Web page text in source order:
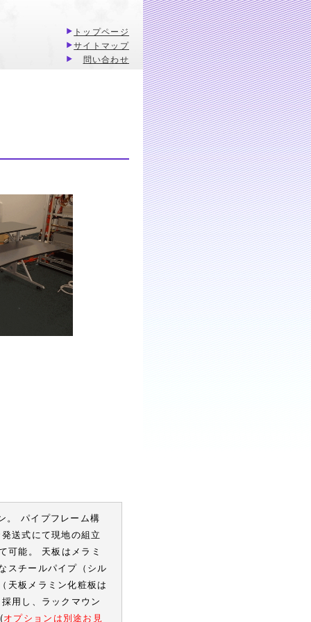
トップページ
サイトマップ
問い合わせ
。 パイプフレーム構
送式にて現地の組立
可能。 天板はメラミ
スチールパイプ（シル
天板メラミン化粧板は
用し、ラックマウン
オプションは別途お見